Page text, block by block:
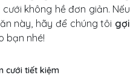
không hề đơn giản. Nếu
này, hãy để chúng tôi gợi
bạn nhé!
cưới tiết kiệm